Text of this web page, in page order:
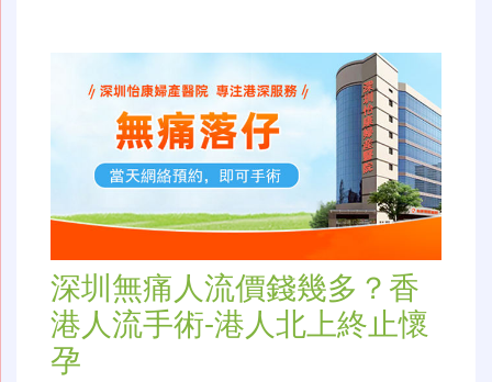
深圳無痛人流價錢幾多？香
港人流手術-港人北上終止懷
孕